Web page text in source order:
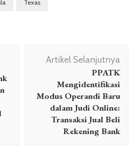
Texas
Artikel Selanjutnya
PPATK
Mengidentifikasi
Modus Operandi Baru
dalam Judi Online:
Transaksi Jual Beli
Rekening Bank